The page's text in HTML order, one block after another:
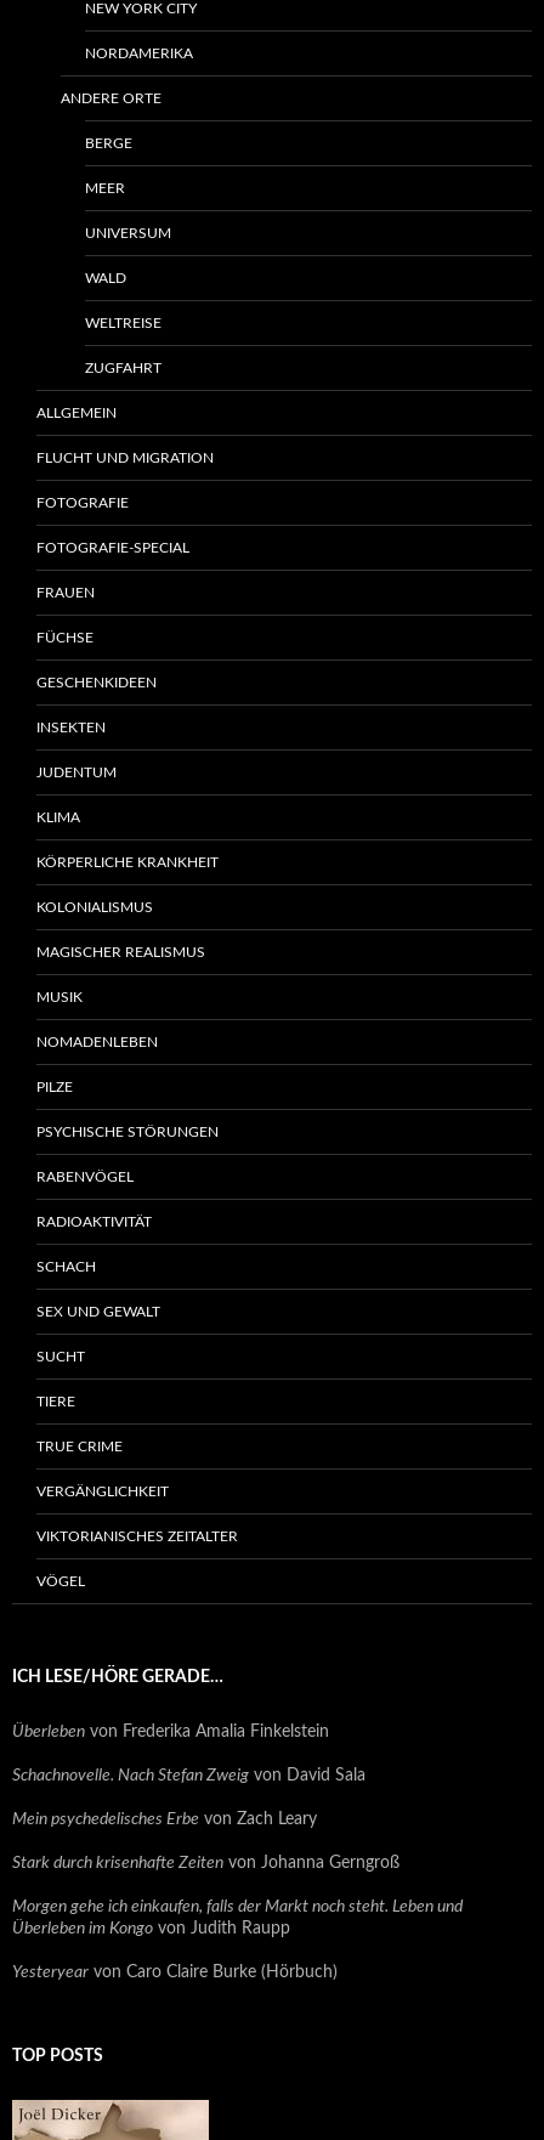
NEW YORK CITY
NORDAMERIKA
ANDERE ORTE
BERGE
MEER
UNIVERSUM
WALD
WELTREISE
ZUGFAHRT
ALLGEMEIN
FLUCHT UND MIGRATION
FOTOGRAFIE
FOTOGRAFIE-SPECIAL
FRAUEN
FÜCHSE
GESCHENKIDEEN
INSEKTEN
JUDENTUM
KLIMA
KÖRPERLICHE KRANKHEIT
KOLONIALISMUS
MAGISCHER REALISMUS
MUSIK
NOMADENLEBEN
PILZE
PSYCHISCHE STÖRUNGEN
RABENVÖGEL
RADIOAKTIVITÄT
SCHACH
SEX UND GEWALT
SUCHT
TIERE
TRUE CRIME
VERGÄNGLICHKEIT
VIKTORIANISCHES ZEITALTER
VÖGEL
ICH LESE/HÖRE GERADE…
Überleben von Frederika Amalia Finkelstein
Schachnovelle. Nach Stefan Zweig von David Sala
Mein psychedelisches Erbe von Zach Leary
Stark durch krisenhafte Zeiten von Johanna Gerngroß
Morgen gehe ich einkaufen, falls der Markt noch steht. Leben und
Überleben im Kongo von Judith Raupp
Yesteryear von Caro Claire Burke (Hörbuch)
TOP POSTS